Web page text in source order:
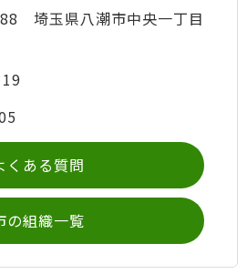
埼玉県八潮市中央一丁目
くある質問
の組織一覧